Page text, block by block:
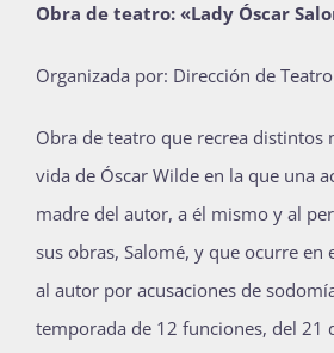
Bienvenida
Obra de teatro: «Lady Óscar
Organizada por: Dirección de
Obra de teatro que recrea distintos
vida de Óscar Wilde en la que una
madre del autor, a él mismo y al
sus obras, Salomé, y que ocurre
al autor por acusaciones de
temporada de 12 funciones, del 21